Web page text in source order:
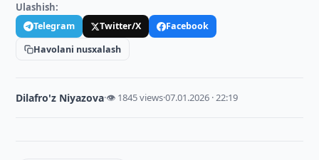
Ulashish:
Telegram Twitter/X
Facebook
Havolani nusxalash
Dilafro'z Niyazova·👁 1845 views·07.01.2026 · 22:19